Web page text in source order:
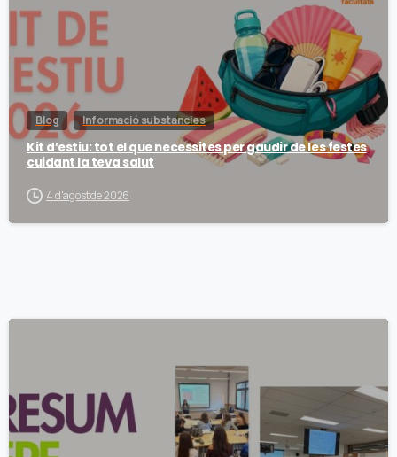
Blog Informació substancies
Kit d’estiu: tot el que necessites per gaudir de les festes
cuidant la teva salut
4 d'agost de 2026